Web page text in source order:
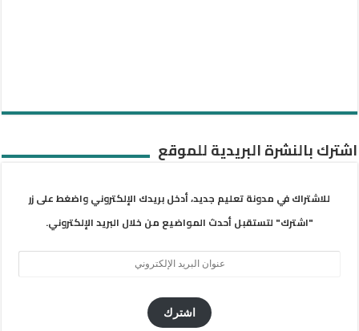
اشترك بالنشرة البريدية للموقع
للاشتراك في مدونة تعليم جديد، أدخل بريدك الإلكتروني واضغط على زر
"اشترك" لتستقبل أحدث المواضيع من خلال البريد الإلكتروني.
اشترك